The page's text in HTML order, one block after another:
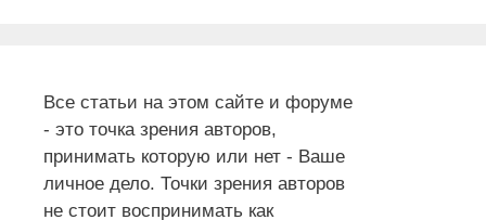
Все статьи на этом сайте и форуме
- это точка зрения авторов,
принимать которую или нет - Ваше
личное дело. Точки зрения авторов
не стоит воспринимать как